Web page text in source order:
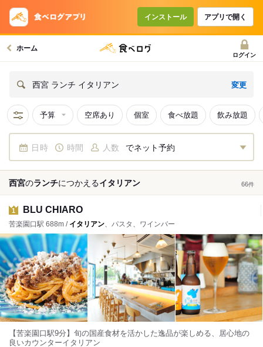
インストール アプリで開く
ホーム
ログイン
西宮 ランチ イタリアン 変更
予算 空席あり 個室 食べ放題 飲み放題
日時 時間 人数 でネット予約
西宮のランチにつかえるイタリアン 66件
1 BLU CHIARO
苦楽園口駅 688m / イタリアン、パスタ、ワインバー
【苦楽園口駅9分】旬の国産食材を活かした逸品が楽しめる、居心地の
良いカウンターイタリアン